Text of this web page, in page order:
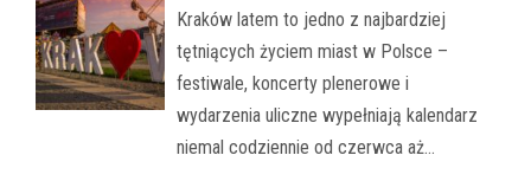
Kraków latem to jedno z najbardziej
tętniących życiem miast w Polsce –
festiwale, koncerty plenerowe i
wydarzenia uliczne wypełniają kalendarz
niemal codziennie od czerwca aż…